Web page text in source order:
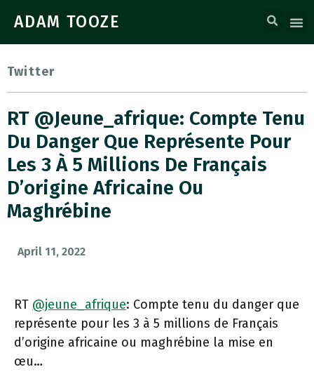
ADAM TOOZE
Twitter
RT @jeune_afrique: Compte Tenu
Du Danger Que Représente Pour
Les 3 À 5 Millions De Français
D’origine Africaine Ou
Maghrébine
April 11, 2022
RT @jeune_afrique: Compte tenu du danger que
représente pour les 3 à 5 millions de Français
d’origine africaine ou maghrébine la mise en
œu…